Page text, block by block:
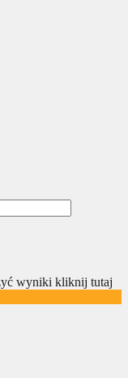
wyniki kliknij tutaj